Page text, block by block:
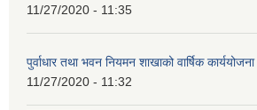
11/27/2020 - 11:35
पुर्वाधार तथा भवन नियमन शाखाको वार्षिक कार्ययोजना
11/27/2020 - 11:32